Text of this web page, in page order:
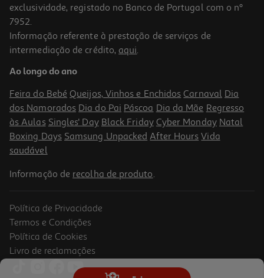
Placa De Indução Lg Cbiz2435b 59 Cm Preta 4 Zonas Com Zona
Flexível
449.99 €/un
449,99 €
Placa De Indução Lg Ci5z2423bn 59 Cm Preta 4 Zonas
exclusividade, registado no Banco de Portugal com o nº
7952.
Informação referente à prestação de serviços de
intermediação de crédito, aqui.
Ao longo do ano
Feira do Bebé Queijos, Vinhos e Enchidos Carnaval Dia
dos Namorados Dia do Pai Páscoa Dia da Mãe Regresso
às Aulas Singles' Day Black Friday Cyber Monday Natal
Boxing Days Samsung Unpacked After Hours Vida
saudável
Informação de recolha de produto.
Política de Privacidade
Termos e Condições
Política de Cookies
Livro de reclamações